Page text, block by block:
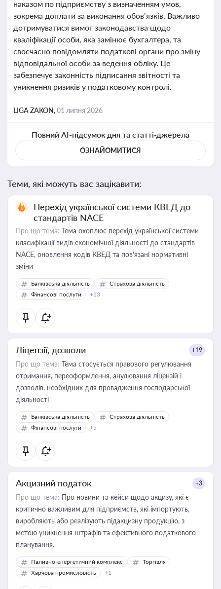
наказом по підприємству з визначенням умов,
зокрема доплати за виконання обов’язків. Важливо
дотримуватися вимог законодавства щодо
кваліфікації особи, яка замінює бухгалтера, та
своєчасно повідомляти податкові органи про зміну
відповідальної особи за ведення обліку. Це
забезпечує законність підписання звітності та
уникнення ризиків у податковому контролі.
LIGA ZAKON,01 липня 2026
Повний AI-підсумок дня та статті-джерела
ОЗНАЙОМИТИСЯ
Теми, які можуть вас зацікавити:
Перехід української системи КВЕД до
стандартів NACE
Про що тема: Тема охоплює перехід української системи
класифікації видів економічної діяльності до стандартів
NACE, оновлення кодів КВЕД та пов'язані нормативні
зміни
Банківська діяльність
Страхова діяльність
Фінансові послуги
+13
Ліцензії, дозволи +19
Про що тема: Тема стосується правового регулювання
отримання, переоформлення, анулювання ліцензій і
дозволів, необхідних для провадження господарської
діяльності
Банківська діяльність
Страхова діяльність
Фінансові послуги
+5
Акцизний податок +3
Про що тема: Про новини та кейси щодо акцизу, які є
критично важливим для підприємств, які імпортують,
виробляють або реалізують підакцизну продукцію, з
метою уникнення штрафів та ефективного податкового
планування.
Паливно-енергетичний комплекс
Торгівля
Харчова промисловість
+1